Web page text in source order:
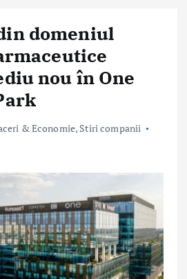
domeniul
nou în One
& Economie, Stiri companii